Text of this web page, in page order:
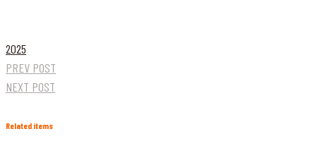
2025
PREV POST
NEXT POST
Related items